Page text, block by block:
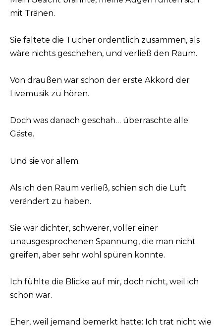
mit Tränen.
Sie faltete die Tücher ordentlich zusammen, als
wäre nichts geschehen, und verließ den Raum.
Von draußen war schon der erste Akkord der
Livemusik zu hören.
Doch was danach geschah… überraschte alle
Gäste.
Und sie vor allem.
Als ich den Raum verließ, schien sich die Luft
verändert zu haben.
Sie war dichter, schwerer, voller einer
unausgesprochenen Spannung, die man nicht
greifen, aber sehr wohl spüren konnte.
Ich fühlte die Blicke auf mir, doch nicht, weil ich
schön war.
Eher, weil jemand bemerkt hatte: Ich trat nicht wie